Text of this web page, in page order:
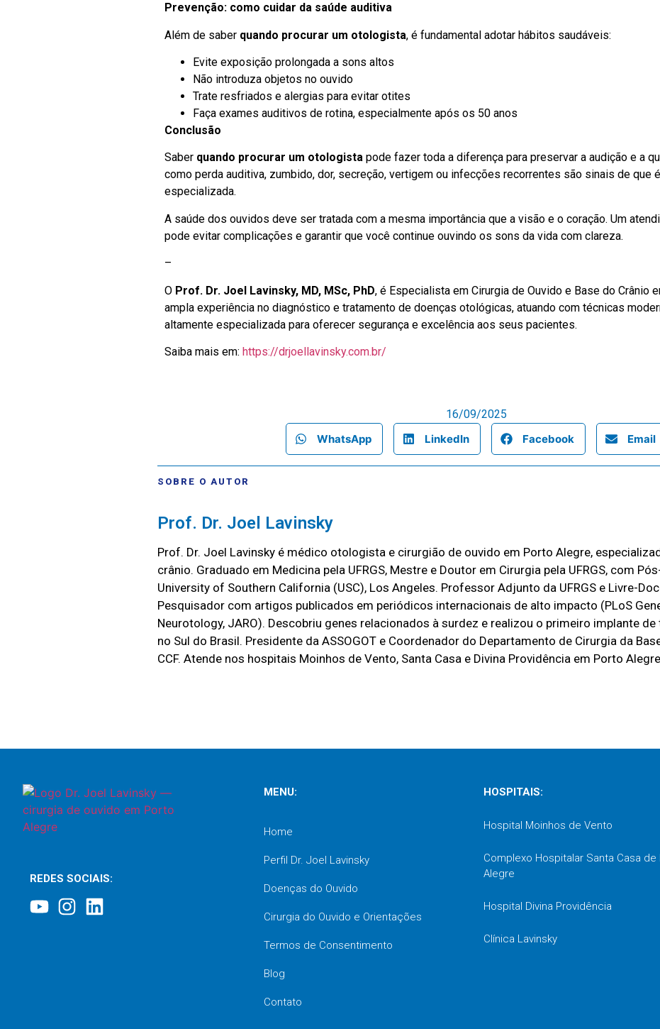
Prevenção: como cuidar da saúde auditiva
Além de saber quando procurar um otologista, é fundamental adotar hábitos saudáveis:
Evite exposição prolongada a sons altos
Não introduza objetos no ouvido
Trate resfriados e alergias para evitar otites
Faça exames auditivos de rotina, especialmente após os 50 anos
Conclusão
Saber quando procurar um otologista pode fazer toda a diferença para preservar a audição e a
como perda auditiva, zumbido, dor, secreção, vertigem ou infecções recorrentes são sinais de que
especializada.
A saúde dos ouvidos deve ser tratada com a mesma importância que a visão e o coração. Um
pode evitar complicações e garantir que você continue ouvindo os sons da vida com clareza.
–
O Prof. Dr. Joel Lavinsky, MD, MSc, PhD, é Especialista em Cirurgia de Ouvido e Base do Crânio
ampla experiência no diagnóstico e tratamento de doenças otológicas, atuando com técnicas
altamente especializada para oferecer segurança e excelência aos seus pacientes.
Saiba mais em: https://drjoellavinsky.com.br/
16/09/2025
WhatsApp
LinkedIn Facebook Email
SOBRE O AUTOR
Prof. Dr. Joel Lavinsky
Prof. Dr. Joel Lavinsky é médico otologista e cirurgião de ouvido em Porto Alegre,
crânio. Graduado em Medicina pela UFRGS, Mestre e Doutor em Cirurgia pela UFRGS, com
University of Southern California (USC), Los Angeles. Professor Adjunto da UFRGS e Livre-
Pesquisador com artigos publicados em periódicos internacionais de alto impacto (PLoS
Neurotology, JARO). Descobriu genes relacionados à surdez e realizou o primeiro implante
no Sul do Brasil. Presidente da ASSOGOT e Coordenador do Departamento de Cirurgia da
CCF. Atende nos hospitais Moinhos de Vento, Santa Casa e Divina Providência em Porto
REDES SOCIAIS:
MENU:
Home
Perfil Dr. Joel Lavinsky
Doenças do Ouvido
Cirurgia do Ouvido e Orientações
Termos de Consentimento
Blog
Contato
HOSPITAIS:
Hospital Moinhos de Vento
Complexo Hospitalar Santa Casa de
Alegre
Hospital Divina Providência
Clínica Lavinsky